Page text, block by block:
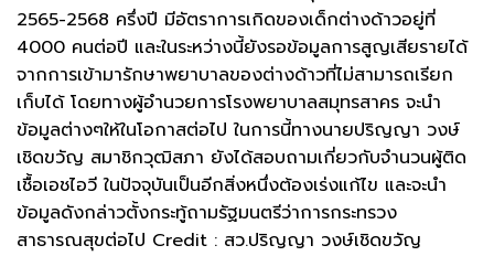
2565-2568 ครึ่งปี มีอัตราการเกิดของเด็กต่างด้าวอยู่ที่
4000 คนต่อปี และในระหว่างนี้ยังรอข้อมูลการสูญเสียรายได้
จากการเข้ามารักษาพยาบาลของต่างด้าวที่ไม่สามารถเรียก
เก็บได้ โดยทางผู้อำนวยการโรงพยาบาลสมุทรสาคร จะนำ
ข้อมูลต่างๆให้ในโอกาสต่อไป ในการนี้ทางนายปริญญา วงษ์
เชิดขวัญ สมาชิกวุฒิสภา ยังได้สอบถามเกี่ยวกับจำนวนผู้ติด
เชื้อเอชไอวี ในปัจจุบันเป็นอีกสิ่งหนึ่งต้องเร่งแก้ไข และจะนำ
ข้อมูลดังกล่าวตั้งกระทู้ถามรัฐมนตรีว่าการกระทรวง
สาธารณสุขต่อไป Credit : สว.ปริญญา วงษ์เชิดขวัญ